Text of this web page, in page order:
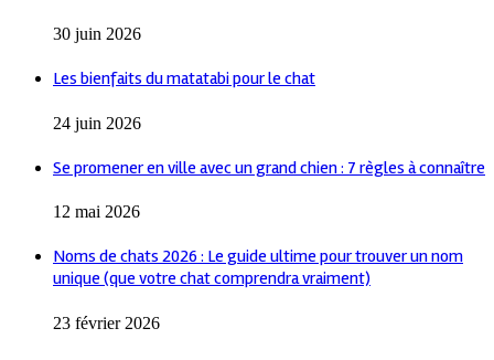
30 juin 2026
Les bienfaits du matatabi pour le chat
24 juin 2026
Se promener en ville avec un grand chien : 7 règles à connaître
12 mai 2026
Noms de chats 2026 : Le guide ultime pour trouver un nom
unique (que votre chat comprendra vraiment)
23 février 2026